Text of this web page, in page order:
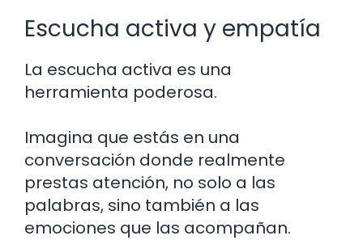
Escucha activa y empatía
La escucha activa es una
herramienta poderosa.
Imagina que estás en una
conversación donde realmente
prestas atención, no solo a las
palabras, sino también a las
emociones que las acompañan.